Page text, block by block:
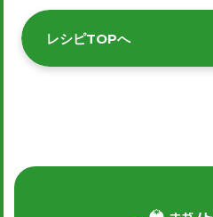
レシピTOPへ
レシピTOPへ